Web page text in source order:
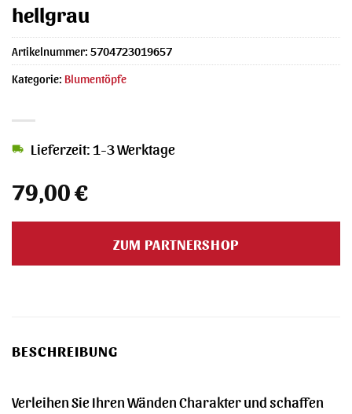
hellgrau
79,00€
Lieferzeit: 1-3 Werktage
ZUM PARTNERSHOP
Artikelnummer: 5704723019657
Kategorie: Blumentöpfe
BESCHREIBUNG
Verleihen Sie Ihren Wänden Charakter und schaffen